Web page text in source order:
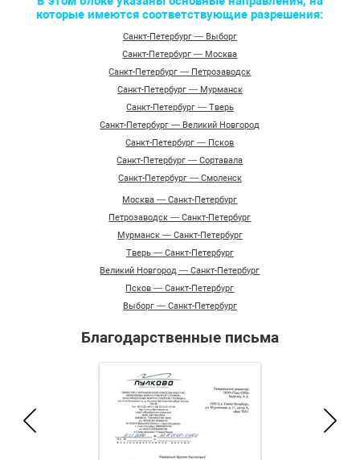
которые имеются соответствующие разрешения:
Санкт-Петербург — Выборг
Санкт-Петербург — Москва
Санкт-Петербург — Петрозаводск
Санкт-Петербург — Мурманск
Санкт-Петербург — Тверь
Санкт-Петербург — Великий Новгород
Санкт-Петербург — Псков
Санкт-Петербург — Сортавала
Санкт-Петербург — Смоленск
Москва — Санкт-Петербург
Петрозаводск — Санкт-Петербург
Мурманск — Санкт-Петербург
Тверь — Санкт-Петербург
Великий Новгород — Санкт-Петербург
Псков — Санкт-Петербург
Выборг — Санкт-Петербург
Благодарственные письма